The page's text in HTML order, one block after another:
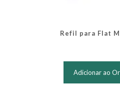
Refil para Flat
Adicionar ao